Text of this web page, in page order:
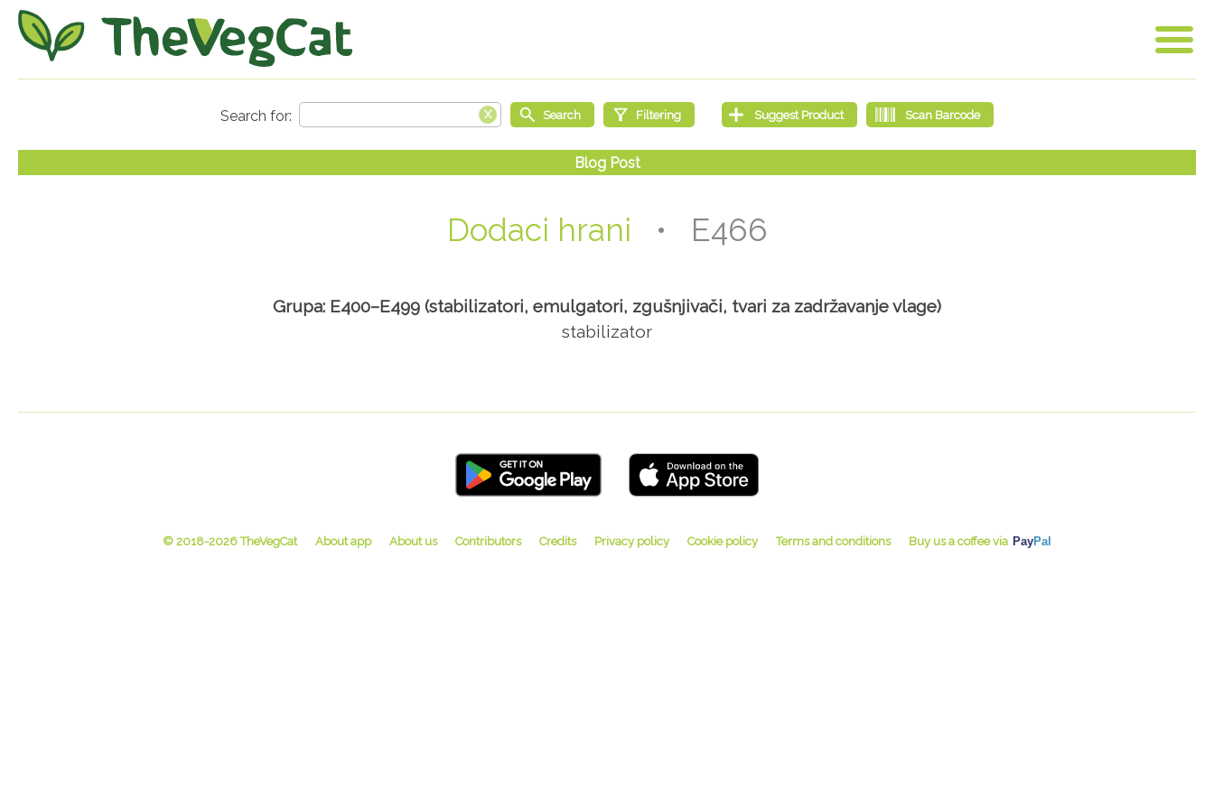
Dodaci hrani • E466
Grupa: E400–E499 (stabilizatori, emulgatori, zgušnjivači, tvari za zadržavanje vlage)
stabilizator
© 2018-2026 TheVegCat